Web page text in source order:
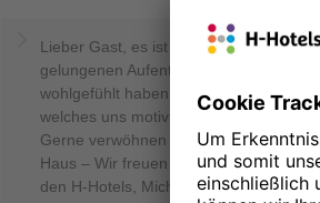
Lieber Gast, es ist wirklich toll zu lesen,
gelungenen Aufenthalt bereiten konnte
wohlgefühlt haben. Unser Team sagt
welches uns motiviert unseren
Gerne verwöhnen wir Sie bei Ihrem
Haus – Wir freuen uns auf Sie! Beste
den H-Hotels, Michelle Steinegger -